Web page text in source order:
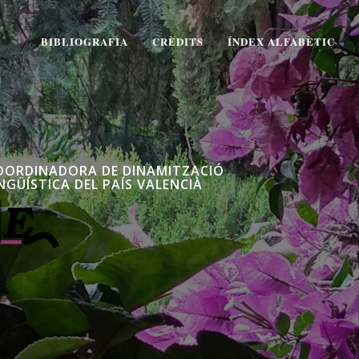
BIBLIOGRAFIA CRÈDITS ÍNDEX ALFABÈTIC
DE DINAMITZACIÓ
DEL PAÍS VALENCIÀ